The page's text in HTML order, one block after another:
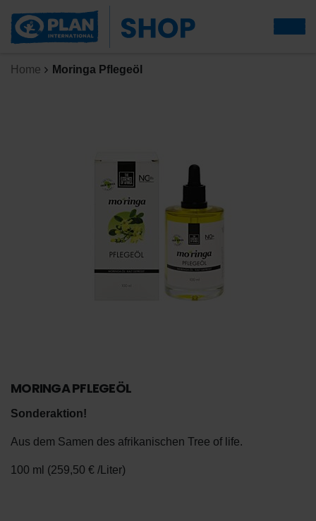
Home Moringa Pflegeöl
MORINGA PFLEGEÖL
Sonderaktion!
Aus dem Samen des afrikanischen Tree of life.
100 ml (259,50 € /Liter)